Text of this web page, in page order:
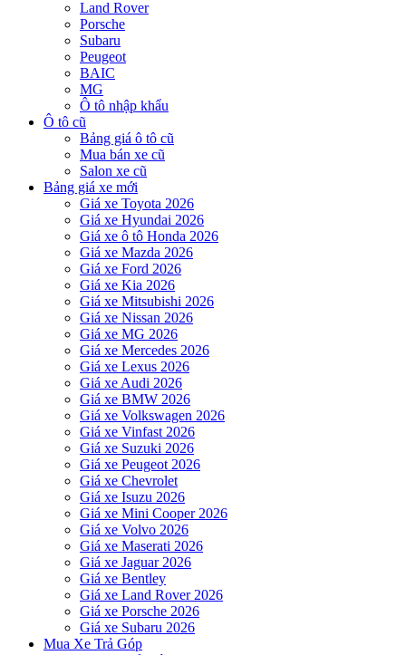
Land Rover
Porsche
Subaru
Peugeot
BAIC
MG
Ô tô nhập khẩu
Ô tô cũ
Bảng giá ô tô cũ
Mua bán xe cũ
Salon xe cũ
Bảng giá xe mới
Giá xe Toyota 2026
Giá xe Hyundai 2026
Giá xe ô tô Honda 2026
Giá xe Mazda 2026
Giá xe Ford 2026
Giá xe Kia 2026
Giá xe Mitsubishi 2026
Giá xe Nissan 2026
Giá xe MG 2026
Giá xe Mercedes 2026
Giá xe Lexus 2026
Giá xe Audi 2026
Giá xe BMW 2026
Giá xe Volkswagen 2026
Giá xe Vinfast 2026
Giá xe Suzuki 2026
Giá xe Peugeot 2026
Giá xe Chevrolet
Giá xe Isuzu 2026
Giá xe Mini Cooper 2026
Giá xe Volvo 2026
Giá xe Maserati 2026
Giá xe Jaguar 2026
Giá xe Bentley
Giá xe Land Rover 2026
Giá xe Porsche 2026
Giá xe Subaru 2026
Mua Xe Trả Góp